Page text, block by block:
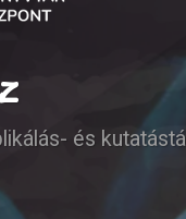
és